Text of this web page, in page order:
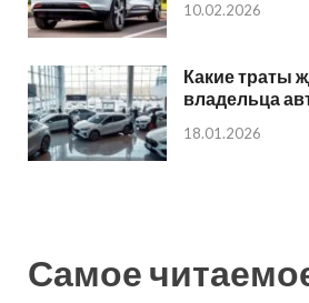
10.02.2026
Какие траты
владельца
18.01.2026
Самое